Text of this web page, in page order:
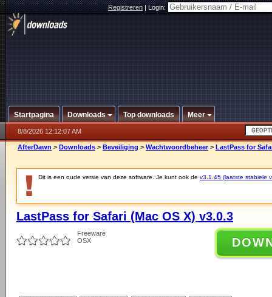
Registreren|Login:
Startpagina Downloads Top downloads Meer
8/8/2026 12:12:07 AM
AfterDawn > Downloads > Beveiliging > Wachtwoordbeheer > LastPass for
Dit is een oude versie van deze software. Je kunt ook de v3.1.45 (laatste stabiele
LastPass for Safari (Mac OS X) v3.0.3
Freeware
OSX